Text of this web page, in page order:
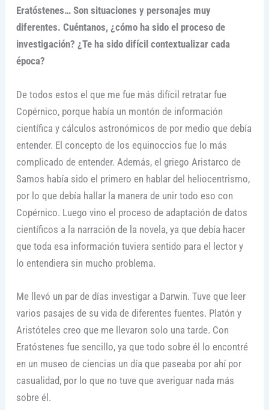
Eratóstenes… Son situaciones y personajes muy
diferentes. Cuéntanos, ¿cómo ha sido el proceso de
investigación? ¿Te ha sido difícil contextualizar cada
época?
De todos estos el que me fue más difícil retratar fue
Copérnico, porque había un montón de información
científica y cálculos astronómicos de por medio que debía
entender. El concepto de los equinoccios fue lo más
complicado de entender. Además, el griego Aristarco de
Samos había sido el primero en hablar del heliocentrismo,
por lo que debía hallar la manera de unir todo eso con
Copérnico. Luego vino el proceso de adaptación de datos
científicos a la narración de la novela, ya que debía hacer
que toda esa información tuviera sentido para el lector y
lo entendiera sin mucho problema.
Me llevó un par de días investigar a Darwin. Tuve que leer
varios pasajes de su vida de diferentes fuentes. Platón y
Aristóteles creo que me llevaron solo una tarde. Con
Eratóstenes fue sencillo, ya que todo sobre él lo encontré
en un museo de ciencias un día que paseaba por ahí por
casualidad, por lo que no tuve que averiguar nada más
sobre él.